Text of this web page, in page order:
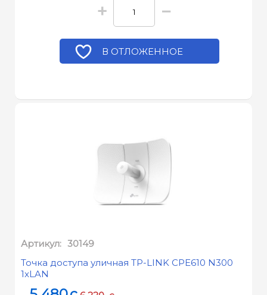
+ −
В ОТЛОЖЕННОЕ
Артикул: 30149
Точка доступа уличная TP-LINK CPE610 N300
1xLAN